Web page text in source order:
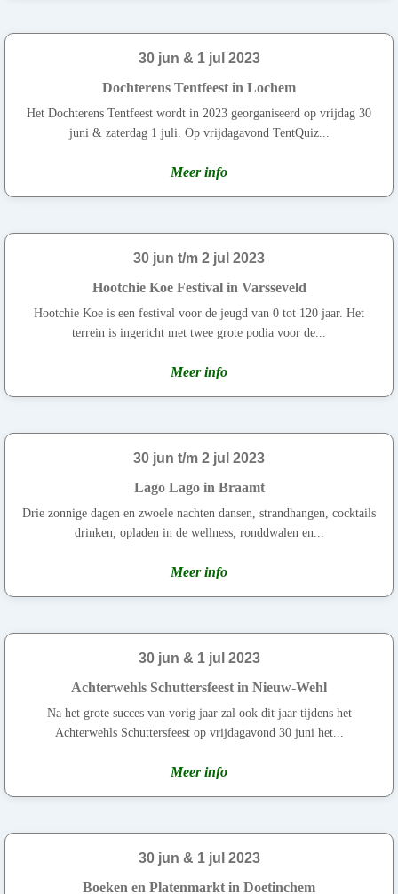
30 jun & 1 jul 2023
Dochterens Tentfeest in Lochem
Het Dochterens Tentfeest wordt in 2023 georganiseerd op vrijdag 30
juni & zaterdag 1 juli. Op vrijdagavond TentQuiz...
Meer info
30 jun t/m 2 jul 2023
Hootchie Koe Festival in Varsseveld
Hootchie Koe is een festival voor de jeugd van 0 tot 120 jaar. Het
terrein is ingericht met twee grote podia voor de...
Meer info
30 jun t/m 2 jul 2023
Lago Lago in Braamt
Drie zonnige dagen en zwoele nachten dansen, strandhangen, cocktails
drinken, opladen in de wellness, ronddwalen en...
Meer info
30 jun & 1 jul 2023
Achterwehls Schuttersfeest in Nieuw-Wehl
Na het grote succes van vorig jaar zal ook dit jaar tijdens het
Achterwehls Schuttersfeest op vrijdagavond 30 juni het...
Meer info
30 jun & 1 jul 2023
Boeken en Platenmarkt in Doetinchem